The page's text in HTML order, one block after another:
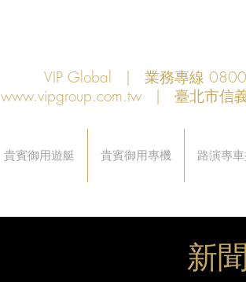
VIP Global | 業務專線
www.vipgroup.com.tw | 臺北市信
貴賓御用遊艇 貴賓御用專機 路演專
新